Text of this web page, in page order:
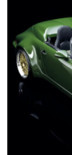
werk1
№ 01 |